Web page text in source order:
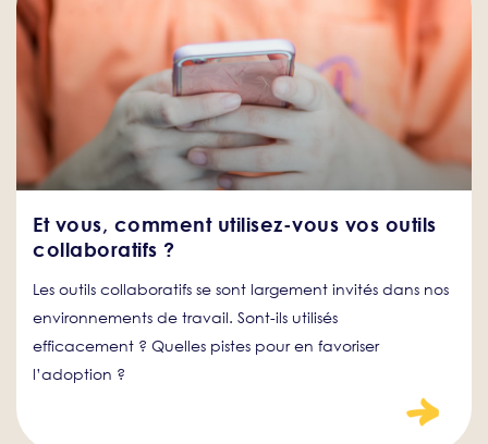
Et vous, comment utilisez-vous vos outils
collaboratifs ?
Les outils collaboratifs se sont largement invités dans nos
environnements de travail. Sont-ils utilisés
efficacement ? Quelles pistes pour en favoriser
l’adoption ?